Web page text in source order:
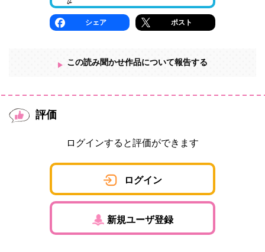
シェア ポスト
この読み聞かせ作品について報告する
評価
ログインすると評価ができます
ログイン
新規ユーザ登録